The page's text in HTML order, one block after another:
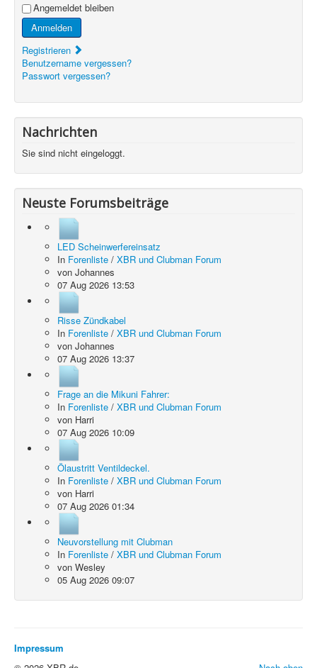
Angemeldet bleiben
Anmelden
Registrieren
Benutzername vergessen?
Passwort vergessen?
Nachrichten
Sie sind nicht eingeloggt.
Neuste Forumsbeiträge
LED Scheinwerfereinsatz
In Forenliste / XBR und Clubman Forum
von Johannes
07 Aug 2026 13:53
Risse Zündkabel
In Forenliste / XBR und Clubman Forum
von Johannes
07 Aug 2026 13:37
Frage an die Mikuni Fahrer:
In Forenliste / XBR und Clubman Forum
von Harri
07 Aug 2026 10:09
Ölaustritt Ventildeckel.
In Forenliste / XBR und Clubman Forum
von Harri
07 Aug 2026 01:34
Neuvorstellung mit Clubman
In Forenliste / XBR und Clubman Forum
von Wesley
05 Aug 2026 09:07
Impressum